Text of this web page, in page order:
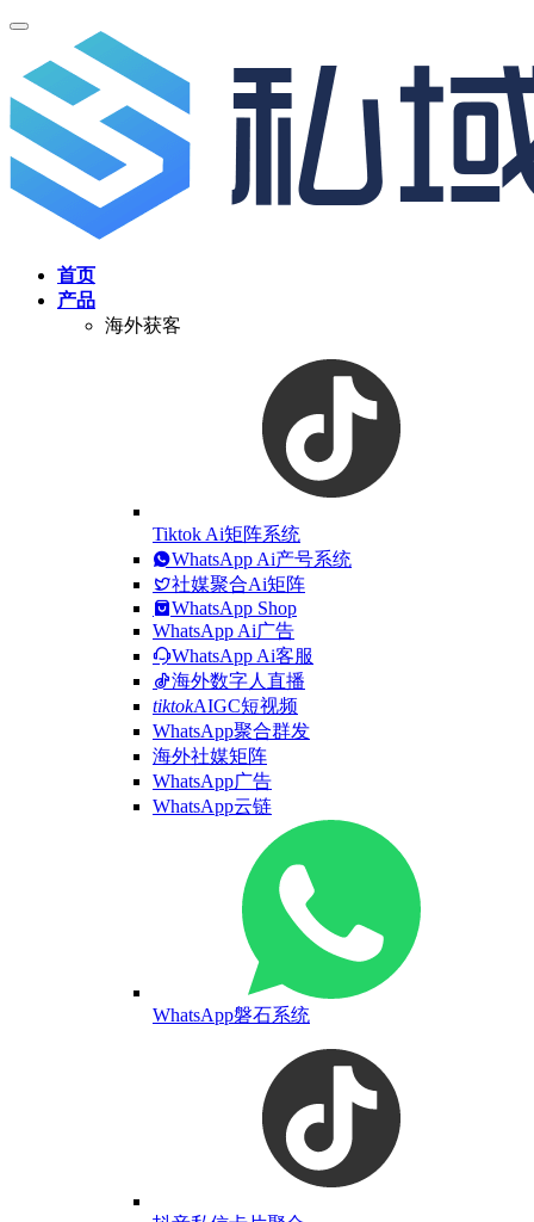
首页
产品
海外获客
Tiktok Ai矩阵系统
WhatsApp Ai产号系统
社媒聚合Ai矩阵
WhatsApp Shop
WhatsApp Ai广告
WhatsApp Ai客服
海外数字人直播
tiktokAIGC短视频
WhatsApp聚合群发
海外社媒矩阵
WhatsApp广告
WhatsApp云链
WhatsApp磐石系统